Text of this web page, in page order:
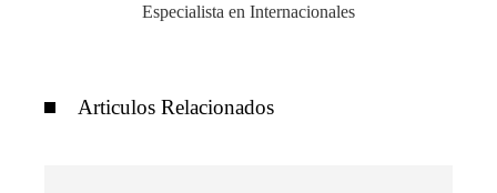
Especialista en Internacionales
Articulos Relacionados